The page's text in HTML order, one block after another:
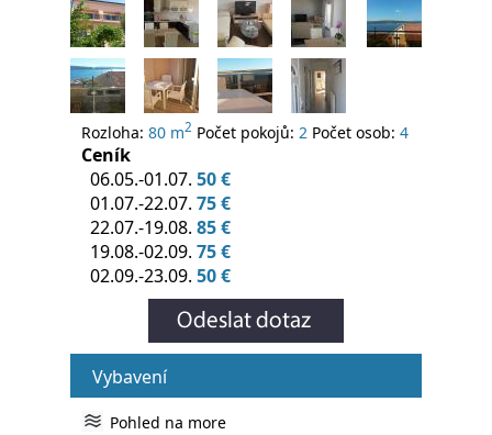
Rozloha: 80 m2 Počet pokojů: 2 Počet osob: 4
Ceník
06.05.-01.07. 50 €
01.07.-22.07. 75 €
22.07.-19.08. 85 €
19.08.-02.09. 75 €
02.09.-23.09. 50 €
Vybavení
Pohled na more